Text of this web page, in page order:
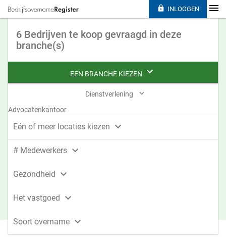
6 Bedrijven te koop gevraagd in deze
branche(s)
EEN BRANCHE KIEZEN 
Dienstverlening 
Advocatenkantoor
Eén of meer locaties kiezen 
# Medewerkers 
Gezondheid 
Het vastgoed 
Soort overname 
 INLOGGEN